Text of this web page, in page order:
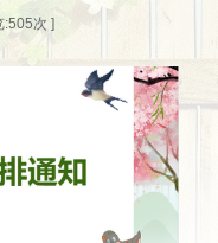
:505次 ]